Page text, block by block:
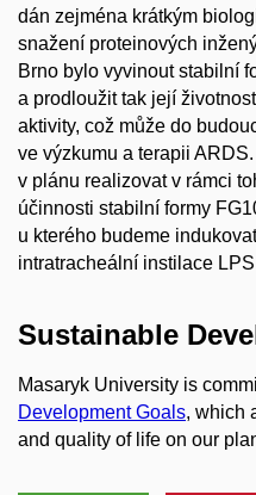
dán zejména krátkým
snažení proteinových
Brno bylo vyvinout stabilní
a prodloužit tak její
aktivity, což může do
ve výzkumu a terapii
v plánu realizovat v rámci
účinnosti stabilní formy
u kterého budeme
intratracheální instilace
Sustainable
Masaryk University is
Development Goals, which
and quality of life on our